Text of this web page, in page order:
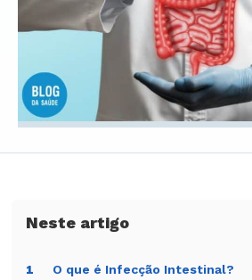
1 O que é Infecção Intestinal?